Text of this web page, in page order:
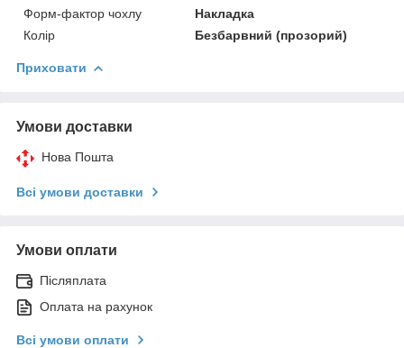
Форм-фактор чохлу
Накладка
Колір
Безбарвний (прозорий)
Приховати
Умови доставки
Нова Пошта
Всі умови доставки
Умови оплати
Післяплата
Оплата на рахунок
Всі умови оплати